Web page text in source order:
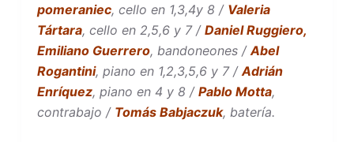
pomeraniec, cello en 1,3,4y 8 / Valeria
Tártara, cello en 2,5,6 y 7 / Daniel Ruggiero,
Emiliano Guerrero, bandoneones / Abel
Rogantini, piano en 1,2,3,5,6 y 7 / Adrián
Enríquez, piano en 4 y 8 / Pablo Motta,
contrabajo / Tomás Babjaczuk, batería.